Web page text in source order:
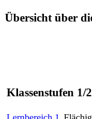
Übersicht über
Klassenstufen 1/2